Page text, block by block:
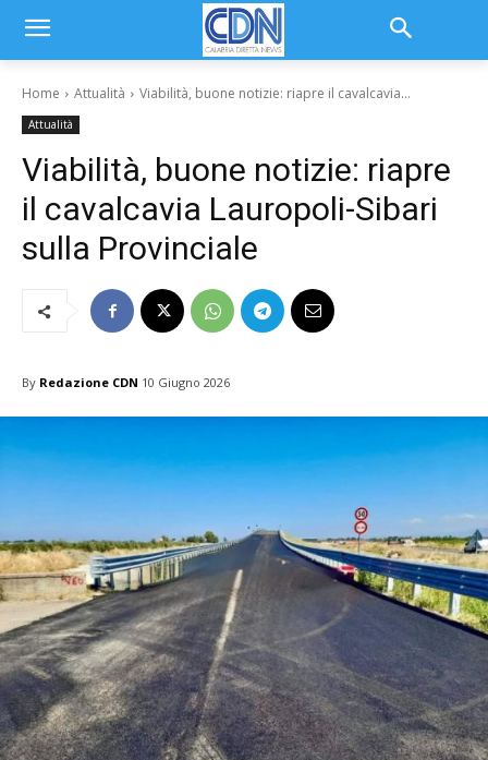
Home Attualità Viabilità, buone notizie: riapre il cavalcavia...
Attualità
Viabilità, buone notizie: riapre
il cavalcavia Lauropoli-Sibari
sulla Provinciale
By Redazione CDN 10 Giugno 2026